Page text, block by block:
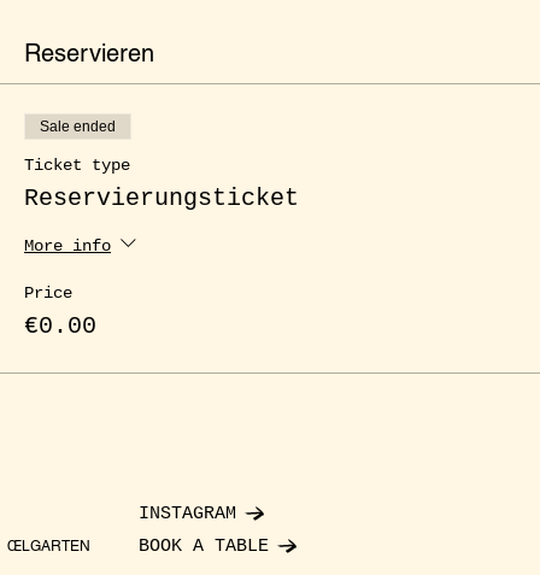
Reservieren
Sale ended
Ticket type
Reservierungsticket
More info
Price
€0.00
ŒLGARTEN
INSTAGRAM
BOOK A TABLE